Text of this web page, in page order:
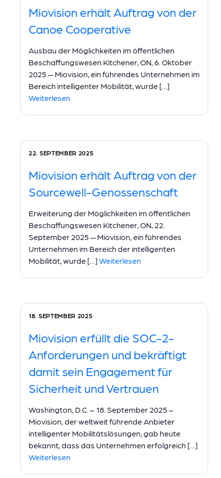
Miovision erhält Auftrag von der
Canoe Cooperative
Ausbau der Möglichkeiten im öffentlichen
Beschaffungswesen Kitchener, ON, 6. Oktober
2025 — Miovision, ein führendes Unternehmen im
Bereich intelligenter Mobilität, wurde […]
Weiterlesen
22. SEPTEMBER 2025
Miovision erhält Auftrag von der
Sourcewell-Genossenschaft
Erweiterung der Möglichkeiten im öffentlichen
Beschaffungswesen Kitchener, ON, 22.
September 2025 — Miovision, ein führendes
Unternehmen im Bereich der intelligenten
Mobilität, wurde […] Weiterlesen
18. SEPTEMBER 2025
Miovision erfüllt die SOC-2-
Anforderungen und bekräftigt
damit sein Engagement für
Sicherheit und Vertrauen
Washington, D.C. – 18. September 2025 –
Miovision, der weltweit führende Anbieter
intelligenter Mobilitätslösungen, gab heute
bekannt, dass das Unternehmen erfolgreich […]
Weiterlesen